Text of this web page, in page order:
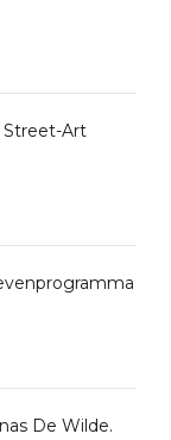
Street-Art
De Wilde.